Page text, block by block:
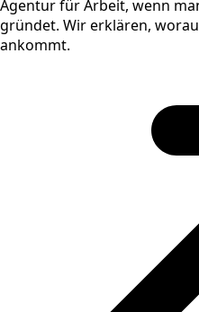
Agentur für Arbeit, wenn
gründet. Wir erklären,
ankommt.